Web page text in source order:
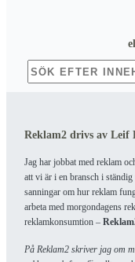
SÖK
Reklam2 drivs av
Jag har jobbat med reklam
att vi är i en bransch i
sanningar om hur reklam
arbeta med morgondagens
reklamkonsumtion –
På Reklam2 skriver jag om